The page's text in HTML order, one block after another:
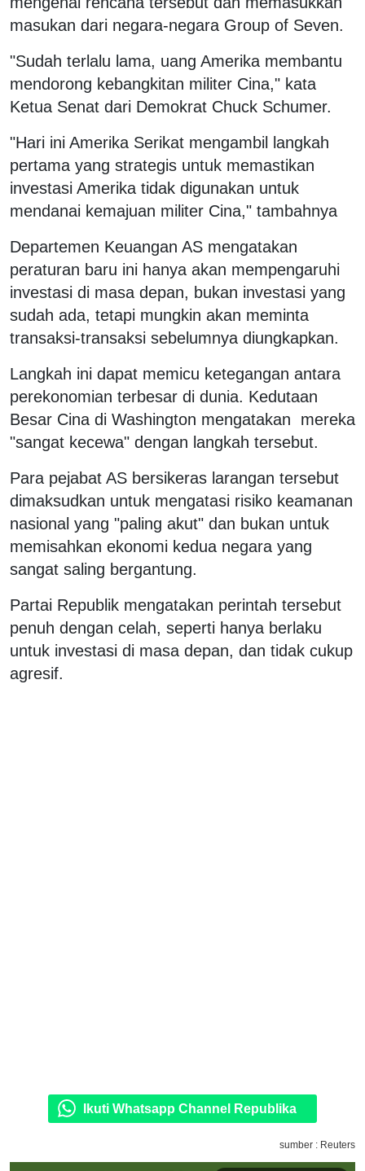
masukan dari negara-negara Group of Seven.
"Sudah terlalu lama, uang Amerika membantu
mendorong kebangkitan militer Cina," kata
Ketua Senat dari Demokrat Chuck Schumer.
"Hari ini Amerika Serikat mengambil langkah
pertama yang strategis untuk memastikan
investasi Amerika tidak digunakan untuk
mendanai kemajuan militer Cina," tambahnya
Departemen Keuangan AS mengatakan
peraturan baru ini hanya akan mempengaruhi
investasi di masa depan, bukan investasi yang
sudah ada, tetapi mungkin akan meminta
transaksi-transaksi sebelumnya diungkapkan.
Langkah ini dapat memicu ketegangan antara
perekonomian terbesar di dunia. Kedutaan
Besar Cina di Washington mengatakan mereka
"sangat kecewa" dengan langkah tersebut.
Para pejabat AS bersikeras larangan tersebut
dimaksudkan untuk mengatasi risiko keamanan
nasional yang "paling akut" dan bukan untuk
memisahkan ekonomi kedua negara yang
sangat saling bergantung.
Partai Republik mengatakan perintah tersebut
penuh dengan celah, seperti hanya berlaku
untuk investasi di masa depan, dan tidak cukup
agresif.
Ikuti Whatsapp Channel Republika
sumber : Reuters